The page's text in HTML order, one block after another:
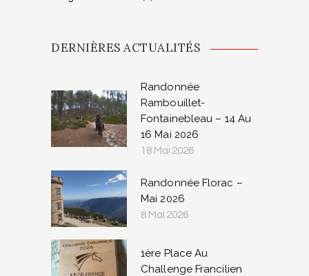
DERNIÈRES ACTUALITÉS
Randonnée
Rambouillet-
Fontainebleau – 14 Au
16 Mai 2026
18 Mai 2026
Randonnée Florac –
Mai 2026
8 Mai 2026
1ère Place Au
Challenge Francilien